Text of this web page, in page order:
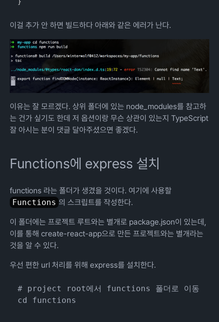
이걸 추가 안 하면 빌드하다 아래와 같은 에러가 난다.
이유는 잘 모르겠다. 상위 폴더에 있는 node_modules를 참고하
는 건가 싶기도 한데 저 옵션이랑 무슨 상관이 있는지 TypeScript
잘 아시는 분이 댓글 달아주셨으면 좋겠다.
Functions에 express 설치
functions 라는 폴더가 생겼을 것이다. 여기에 사용할
Functions 의 스크립트를 작성한다.
이 폴더에는 프로젝트 루트와는 별개로 package.json이 있는데,
이를 통해 create-react-app으로 만든 프로젝트와는 별개라는
것을 알 수 있다.
우선 편한 url 처리를 위해 express를 설치한다.
# project root에서 functions 폴더로 이동